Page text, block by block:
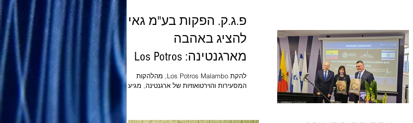
מהירה של חומוס טרי, במרקם ובטעם אישי, תוך
מספר דקות התערובת משלבת גרגרי חומוס
מבושלים שעברו את כל התהליך שבהכנת
חומוס יחד עם שומשום קלוי וטחון אשר יוצרים
ממרח חומוס טעים בטעם טבעי ללא חומרים
משמרים וללא תוספות טעם וריח. המצאה
ישראלית פורצת דרך "חומיקס" חומוס מושלם
בטעם ש
פ.ג.ק. הפקות בע"מ גאים
להציג באהבה
מארגנטינה: Los Potros
MALAMBO
להקת Los Potros Malambo, מהלהקות
המסעירות והוירטואוזיות של ארגנטינה, מגיעה